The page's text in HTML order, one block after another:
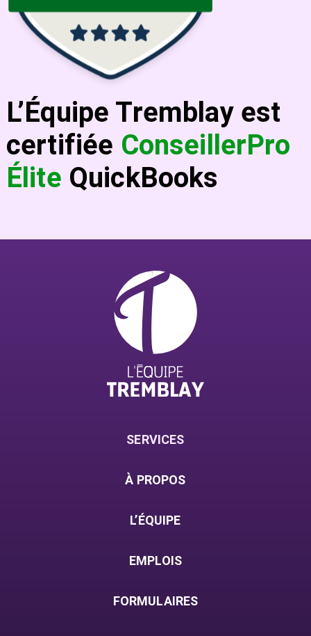
L’Équipe Tremblay est
certifiée ConseillerPro
Élite QuickBooks
SERVICES
À PROPOS
L’ÉQUIPE
EMPLOIS
FORMULAIRES